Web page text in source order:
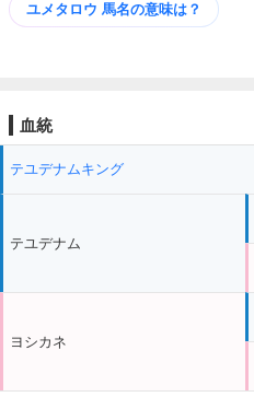
ユメタロウ 馬名の意味は？
血統
テユデナムキング
テユデナム
ヨシカネ